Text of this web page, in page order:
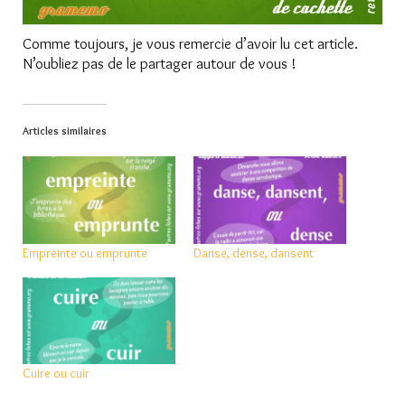
Comme toujours, je vous remercie d’avoir lu cet article.
N’oubliez pas de le partager autour de vous !
Articles similaires
Empreinte ou emprunte Danse, dense, dansent
Cuire ou cuir